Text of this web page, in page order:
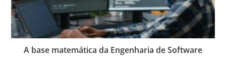
A base matemática da Engenharia de Software